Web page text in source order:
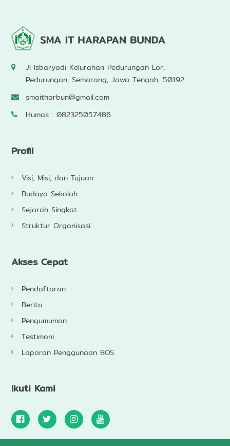
Jl Isbaryadi Kelurahan Pedurungan Lor,
Pedurungan, Semarang, Jawa Tengah, 50192
smaitharbun@gmail.com
Humas : 082325057486
Profil
Visi, Misi, dan Tujuan
Budaya Sekolah
Sejarah Singkat
Struktur Organisasi
Akses Cepat
Pendaftaran
Berita
Pengumuman
Testimoni
Laporan Penggunaan BOS
Ikuti Kami